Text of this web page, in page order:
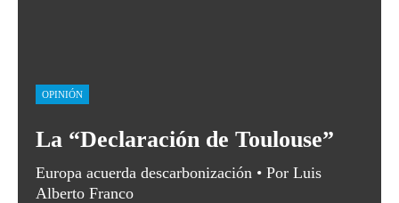
OPINIÓN
La “Declaración de Toulouse”
Europa acuerda descarbonización • Por Luis
Alberto Franco